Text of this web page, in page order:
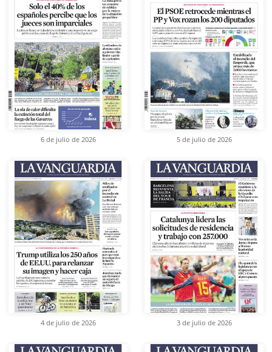
6 de julio de 2026 5 de julio de 2026
4 de julio de 2026 3 de julio de 2026